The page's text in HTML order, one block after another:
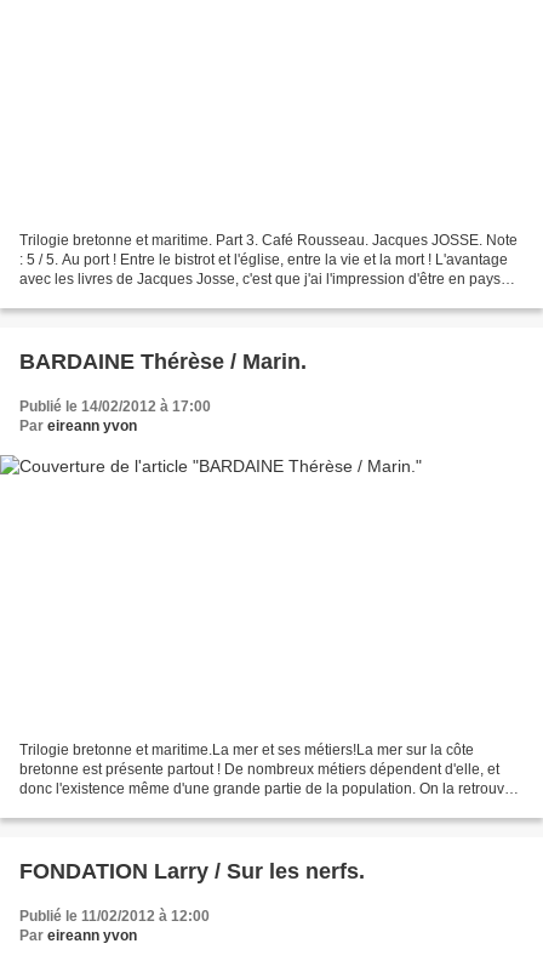
Trilogie bretonne et maritime. Part 3. Café Rousseau. Jacques JOSSE. Note
: 5 / 5. Au port ! Entre le bistrot et l'église, entre la vie et la mort ! L'avantage
avec les livres de Jacques Josse, c'est que j'ai l'impression d'être en pays
BARDAINE Thérèse / Marin.
Publié le 14/02/2012 à 17:00
Par eireann yvon
Trilogie bretonne et maritime.La mer et ses métiers!La mer sur la côte
bretonne est présente partout ! De nombreux métiers dépendent d'elle, et
donc l'existence même d'une grande partie de la population. On la retrouve
FONDATION Larry / Sur les nerfs.
Publié le 11/02/2012 à 12:00
Par eireann yvon